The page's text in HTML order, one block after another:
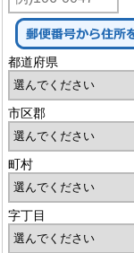
都道府県
市区郡
町村
字丁目